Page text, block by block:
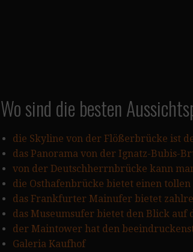
Wo sind die besten
die Skyline von der Flößerbrücke ist
das Panorama von der Ignatz-Bubis-
von der Deutschherrnbrücke kann
die Osthafenbrücke bietet einen
das Frankfurter Mainufer bietet
das Museumsufer bietet den Blick auf
der Maintower hat den
Galeria Kaufhof